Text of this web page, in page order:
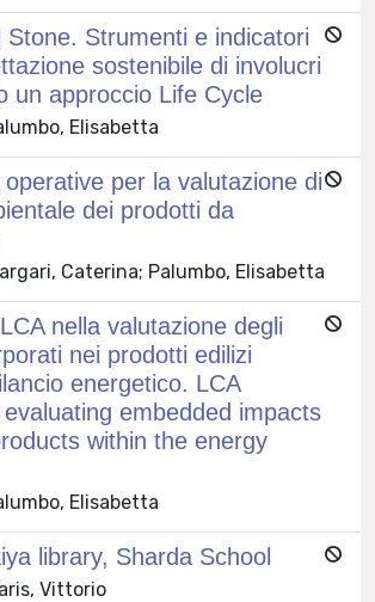
Stone. Strumenti e indicatori
sostenibile di involucri
un approccio Life Cycle
Elisabetta
per la valutazione di
dei prodotti da
Caterina; Palumbo, Elisabetta
nella valutazione degli
nei prodotti edilizi
energetico. LCA
embedded impacts
within the energy
Elisabetta
library, Sharda School
Vittorio